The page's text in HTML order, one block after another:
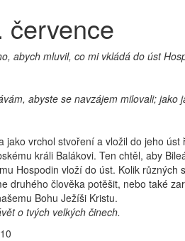
července
abych mluvil, co mi vkládá do úst
abyste se navzájem milovali; jako
jako vrchol stvoření a vložil do jeho
králi Balákovi. Ten chtěl, aby
Hospodin vloží do úst. Kolik
druhého člověka potěšit, nebo také
Bohu Ježíši Kristu.
o tvých velkých činech.